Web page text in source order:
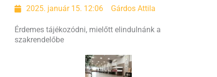
2025. január 15. 12:06 Gárdos Attila
Érdemes tájékozódni, mielőtt elindulnánk a
szakrendelőbe